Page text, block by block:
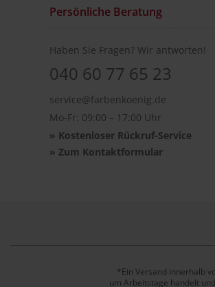
Persönliche Beratung
Haben Sie Fragen? Wir antworten!
040 60 77 65 23
service@farbenkoenig.de
Mo-Fr: 09:00 – 17:00 Uhr
» Kostenloser Rückruf-Service
» Zum Kontaktformular
*Ein Versand innerhalb
um Arbeitstage handelt